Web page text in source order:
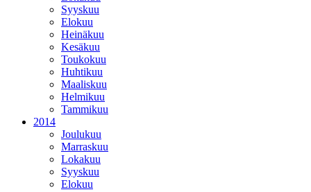
Syyskuu
Elokuu
Heinäkuu
Kesäkuu
Toukokuu
Huhtikuu
Maaliskuu
Helmikuu
Tammikuu
2014
Joulukuu
Marraskuu
Lokakuu
Syyskuu
Elokuu